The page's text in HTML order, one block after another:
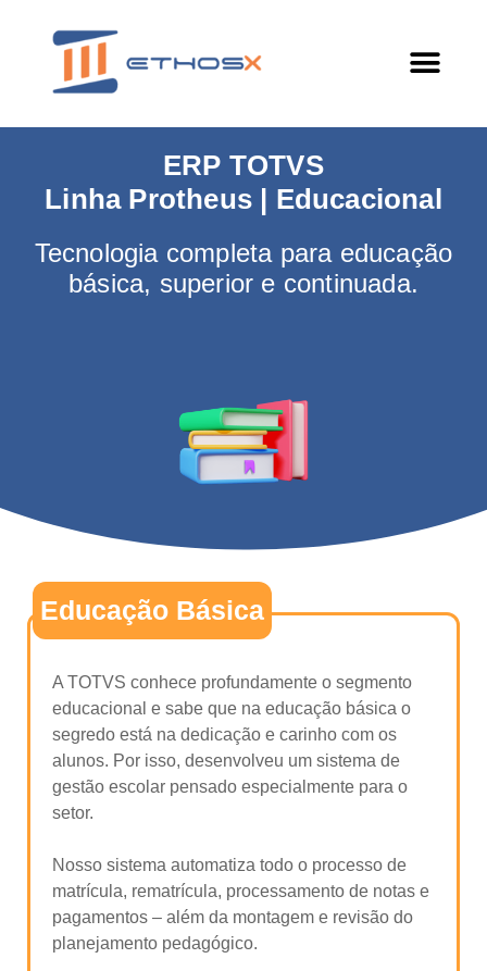
ERP TOTVS
Linha Protheus | Educacional
Tecnologia completa para educação
básica, superior e continuada.
Educação Básica
A TOTVS conhece profundamente o segmento
educacional e sabe que na educação básica o
segredo está na dedicação e carinho com os
alunos. Por isso, desenvolveu um sistema de
gestão escolar pensado especialmente para o
setor.
Nosso sistema automatiza todo o processo de
matrícula, rematrícula, processamento de notas e
pagamentos – além da montagem e revisão do
planejamento pedagógico.